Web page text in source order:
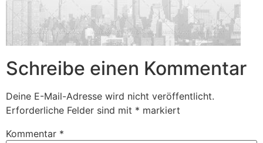
Schreibe einen Kommentar
Deine E-Mail-Adresse wird nicht veröffentlicht.
Erforderliche Felder sind mit * markiert
Kommentar *